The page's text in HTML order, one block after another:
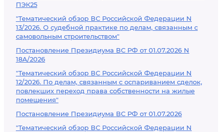
ПЭК25
"Тематический обзор ВС Российской Федерации N
13/2026. О судебной практике по делам, связанным с
самовольным строительством"
Постановление Президиума ВС РФ от 01.07.2026 N
18А/2026
"Тематический обзор ВС Российской Федерации N
12/2026. По делам, связанным с оспариванием сделок,
повлекших переход права собственности на жилые
помещения"
Постановление Президиума ВС РФ от 01.07.2026
"Тематический обзор ВС Российской Федерации N